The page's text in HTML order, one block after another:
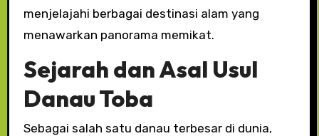
menjelajahi berbagai destinasi alam yang
menawarkan panorama memikat.
Sejarah dan Asal Usul
Danau Toba
Sebagai salah satu danau terbesar di dunia,